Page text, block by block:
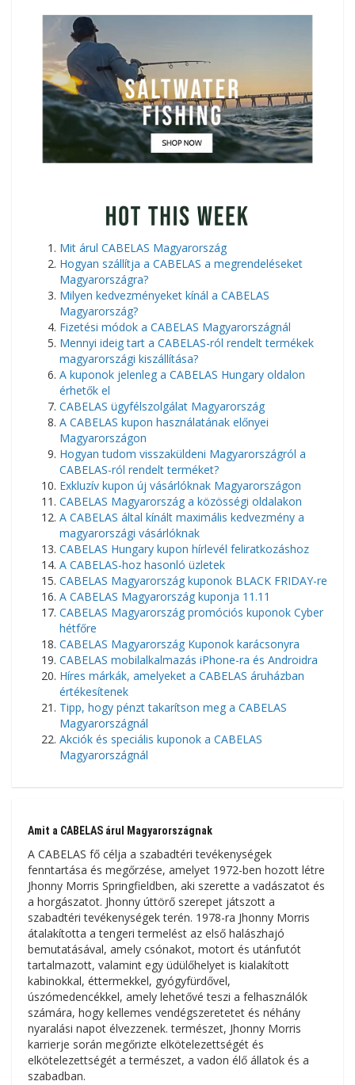
​Mit árul CABELAS Magyarország
Hogyan szállítja a CABELAS a megrendeléseket
Magyarországra?
Milyen kedvezményeket kínál a CABELAS
Magyarország?
Fizetési módok a CABELAS Magyarországnál
Mennyi ideig tart a CABELAS-ról rendelt termékek
magyarországi kiszállítása?
A kuponok jelenleg a CABELAS Hungary oldalon
érhetők el
CABELAS ügyfélszolgálat Magyarország
A CABELAS kupon használatának előnyei
Magyarországon
Hogyan tudom visszaküldeni Magyarországról a
CABELAS-ról rendelt terméket?
Exkluzív kupon új vásárlóknak Magyarországon
CABELAS Magyarország a közösségi oldalakon
A CABELAS által kínált maximális kedvezmény a
magyarországi vásárlóknak
CABELAS Hungary kupon hírlevél feliratkozáshoz
A CABELAS-hoz hasonló üzletek
CABELAS Magyarország kuponok BLACK FRIDAY-re
A CABELAS Magyarország kuponja 11.11
CABELAS Magyarország promóciós kuponok Cyber ​​​​
hétfőre
CABELAS Magyarország Kuponok karácsonyra
CABELAS mobilalkalmazás iPhone-ra és Androidra
Híres márkák, amelyeket a CABELAS áruházban
értékesítenek
Tipp, hogy pénzt takarítson meg a CABELAS
Magyarországnál
Akciók és speciális kuponok a CABELAS
Magyarországnál
Amit a CABELAS árul Magyarországnak
A CABELAS fő célja a szabadtéri tevékenységek
fenntartása és megőrzése, amelyet 1972-ben hozott létre
Jhonny Morris Springfieldben, aki szerette a vadászatot és
a horgászatot. Jhonny úttörő szerepet játszott a
szabadtéri tevékenységek terén. 1978-ra Jhonny Morris
átalakította a tengeri termelést az első halászhajó
bemutatásával, amely csónakot, motort és utánfutót
tartalmazott, valamint egy üdülőhelyet is kialakított
kabinokkal, éttermekkel, gyógyfürdővel,
úszómedencékkel, amely lehetővé teszi a felhasználók
számára, hogy kellemes vendégszeretetet és néhány
nyaralási napot élvezzenek. természet, Jhonny Morris
karrierje során megőrizte elkötelezettségét és
elkötelezettségét a természet, a vadon élő állatok és a
szabadban.